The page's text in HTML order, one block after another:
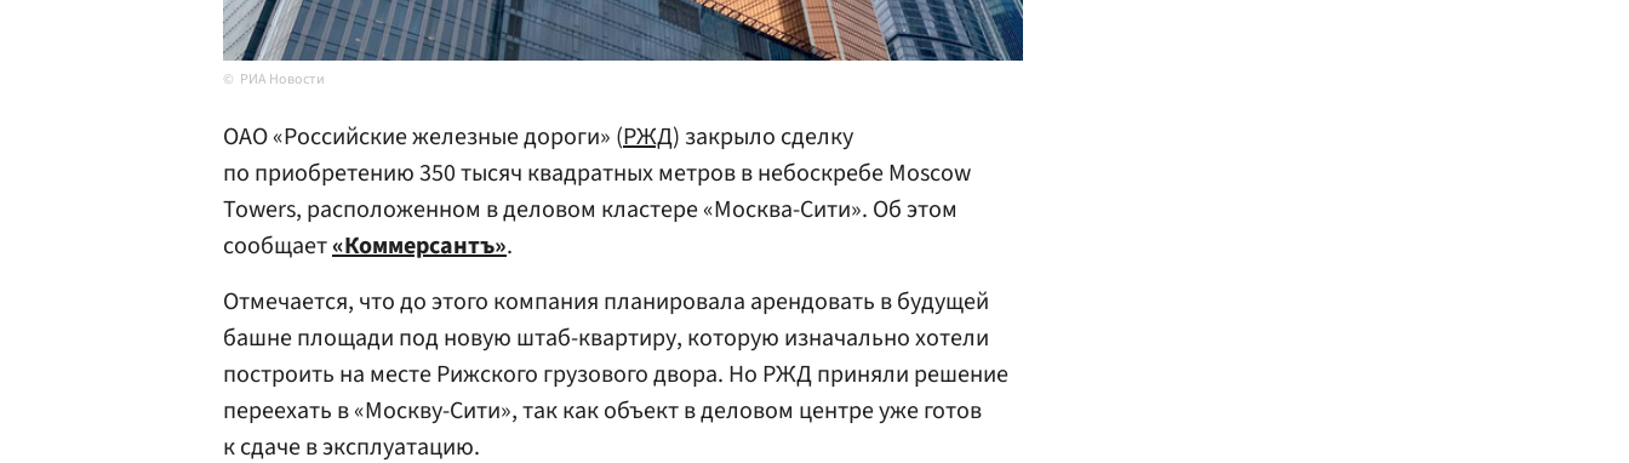
РИА Новости
ОАО «Российские железные дороги» (РЖД) закрыло сделку
по приобретению 350 тысяч квадратных метров в небоскребе Moscow
Towers, расположенном в деловом кластере «Москва-Сити». Об этом
сообщает«Коммерсантъ».
Отмечается, что до этого компания планировала арендовать в будущей
башне площади под новую штаб-квартиру, которую изначально хотели
построить на месте Рижского грузового двора. Но РЖД приняли решение
переехать в «Москву-Сити», так как объект в деловом центре уже готов
к сдаче в эксплуатацию.